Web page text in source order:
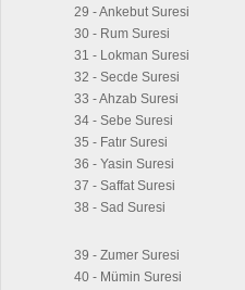
29 - Ankebut Suresi
30 - Rum Suresi
31 - Lokman Suresi
32 - Secde Suresi
33 - Ahzab Suresi
34 - Sebe Suresi
35 - Fatır Suresi
36 - Yasin Suresi
37 - Saffat Suresi
38 - Sad Suresi
39 - Zumer Suresi
40 - Mümin Suresi